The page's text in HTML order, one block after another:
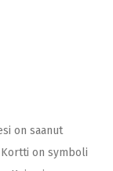
on saanut
on symboli